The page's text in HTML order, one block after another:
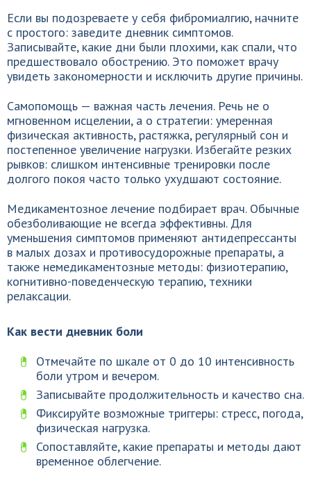
Если вы подозреваете у себя фибромиалгию, начните
с простого: заведите дневник симптомов.
Записывайте, какие дни были плохими, как спали, что
предшествовало обострению. Это поможет врачу
увидеть закономерности и исключить другие причины.
Самопомощь — важная часть лечения. Речь не о
мгновенном исцелении, а о стратегии: умеренная
физическая активность, растяжка, регулярный сон и
постепенное увеличение нагрузки. Избегайте резких
рывков: слишком интенсивные тренировки после
долгого покоя часто только ухудшают состояние.
Медикаментозное лечение подбирает врач. Обычные
обезболивающие не всегда эффективны. Для
уменьшения симптомов применяют антидепрессанты
в малых дозах и противосудорожные препараты, а
также немедикаментозные методы: физиотерапию,
когнитивно-поведенческую терапию, техники
релаксации.
Как вести дневник боли
Отмечайте по шкале от 0 до 10 интенсивность
боли утром и вечером.
Записывайте продолжительность и качество сна.
Фиксируйте возможные триггеры: стресс, погода,
физическая нагрузка.
Сопоставляйте, какие препараты и методы дают
временное облегчение.